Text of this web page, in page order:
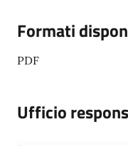
Formati
PDF
Ufficio